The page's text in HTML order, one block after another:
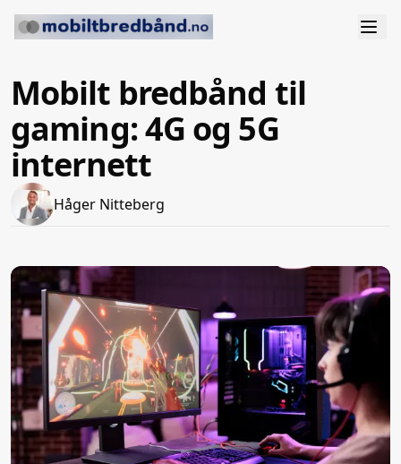
Mobilt bredbånd til
gaming: 4G og 5G
internett
Håger Nitteberg